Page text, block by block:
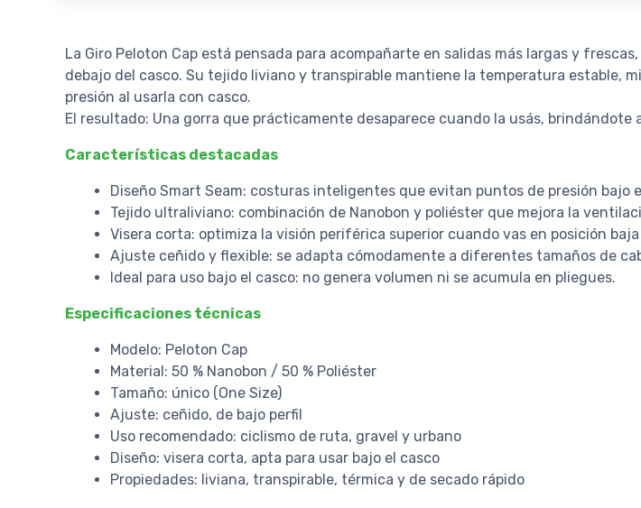
La Giro Peloton Cap está pensada para acompañarte en salidas más largas y
debajo del casco. Su tejido liviano y transpirable mantiene la temperatura estable,
presión al usarla con casco.
El resultado: Una gorra que prácticamente desaparece cuando la usás,
Características destacadas
Diseño Smart Seam: costuras inteligentes que evitan puntos de presión bajo
Tejido ultraliviano: combinación de Nanobon y poliéster que mejora la
Visera corta: optimiza la visión periférica superior cuando vas en posición baja
Ajuste ceñido y flexible: se adapta cómodamente a diferentes tamaños de
Ideal para uso bajo el casco: no genera volumen ni se acumula en pliegues.
Especificaciones técnicas
Modelo: Peloton Cap
Material: 50 % Nanobon / 50 % Poliéster
Tamaño: único (One Size)
Ajuste: ceñido, de bajo perfil
Uso recomendado: ciclismo de ruta, gravel y urbano
Diseño: visera corta, apta para usar bajo el casco
Propiedades: liviana, transpirable, térmica y de secado rápido